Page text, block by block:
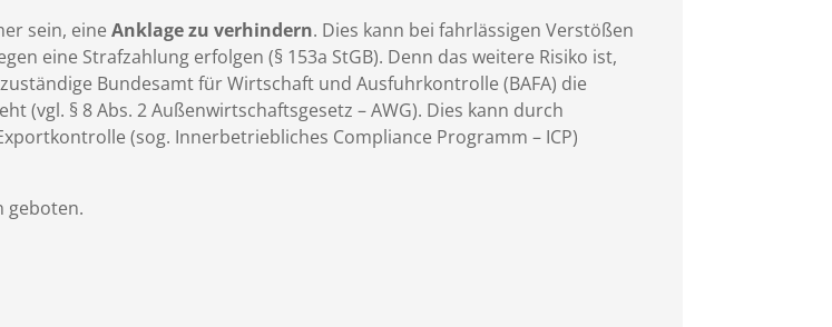
sein, eineAnklage zu verhindern. Dies kann bei fahrlässigen Verstößen
eine Strafzahlung erfolgen (§ 153a StGB). Denn das weitere Risiko ist,
Bundesamt für Wirtschaft und Ausfuhrkontrolle (BAFA) die
(vgl. § 8 Abs. 2 Außenwirtschaftsgesetz – AWG). Dies kann durch
(sog. Innerbetriebliches Compliance Programm – ICP)
geboten.